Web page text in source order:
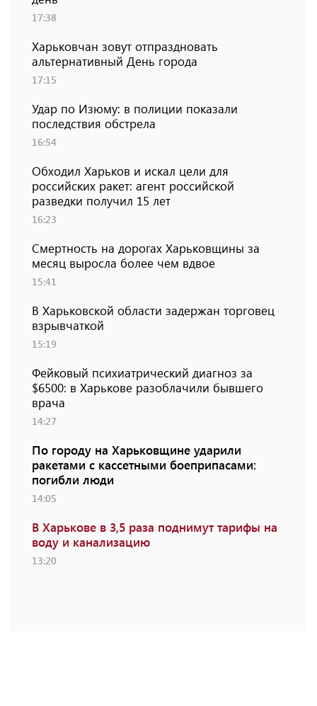
17:38
Харьковчан зовут отпраздновать
альтернативный День города
17:15
Удар по Изюму: в полиции показали
последствия обстрела
16:54
Обходил Харьков и искал цели для
российских ракет: агент российской
разведки получил 15 лет
16:23
Смертность на дорогах Харьковщины за
месяц выросла более чем вдвое
15:41
В Харьковской области задержан торговец
взрывчаткой
15:19
Фейковый психиатрический диагноз за
$6500: в Харькове разоблачили бывшего
врача
14:27
По городу на Харьковщине ударили
ракетами с кассетными боеприпасами:
погибли люди
14:05
В Харькове в 3,5 раза поднимут тарифы на
воду и канализацию
13:20